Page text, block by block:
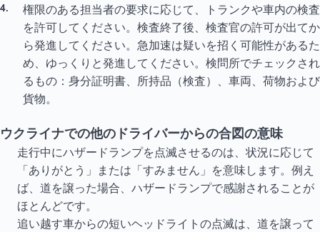
権限のある担当者の要求に応じて、トランクや車内の検査
を許可してください。検査終了後、検査官の許可が出てか
ら発進してください。急加速は疑いを招く可能性があるた
め、ゆっくりと発進してください。検問所でチェックされ
るもの：身分証明書、所持品（検査）、車両、荷物および
貨物。
ウクライナでの他のドライバーからの合図の意味
走行中にハザードランプを点滅させるのは、状況に応じて
「ありがとう」または「すみません」を意味します。例え
ば、道を譲った場合、ハザードランプで感謝されることが
ほとんどです。
追い越す車からの短いヘッドライトの点滅は、道を譲って